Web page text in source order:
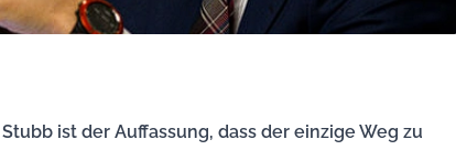
ist der Auffassung, dass der einzige Weg zu